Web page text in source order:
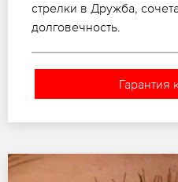
стрелки в Дружба,
долговечность.
Гарантия